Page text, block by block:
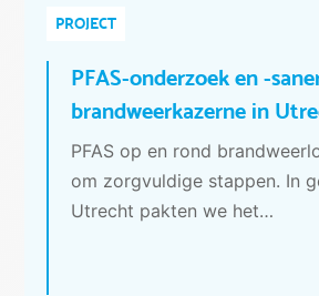
PROJECT
PFAS-onderzoek en -
brandweerkazerne in
PFAS op en rond
om zorgvuldige stappen. In
Utrecht pakten we het…